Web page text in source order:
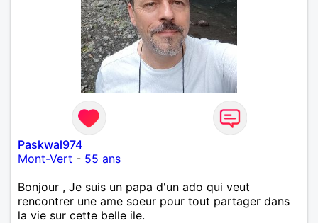
Paskwal974
Mont-Vert - 55 ans
Bonjour , Je suis un papa d'un ado qui veut
rencontrer une ame soeur pour tout partager dans
la vie sur cette belle ile.